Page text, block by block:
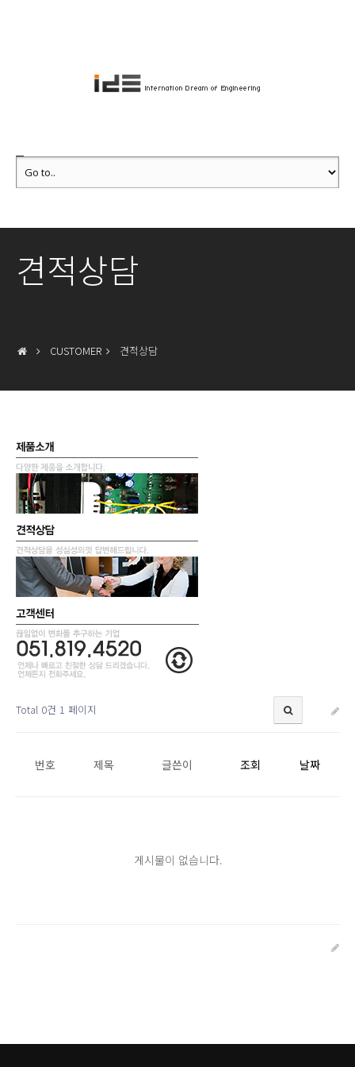
견적상담
CUSTOMER 견적상담
Total 0건 1 페이지
번호 제목 글쓴이 조회 날짜
게시물이 없습니다.